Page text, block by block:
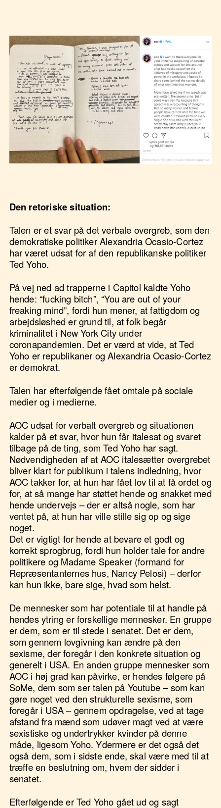
Den retoriske situation:
Talen er et svar på det verbale overgreb, som den
demokratiske politiker Alexandria Ocasio-Cortez
har været udsat for af den republikanske politiker
Ted Yoho.
På vej ned ad trapperne i Capitol kaldte Yoho
hende: “fucking bitch”, “You are out of your
freaking mind”, fordi hun mener, at fattigdom og
arbejdsløshed er grund til, at folk begår
kriminalitet i New York City under
coronapandemien. Det er værd at vide, at Ted
Yoho er republikaner og Alexandria Ocasio-Cortez
er demokrat.
Talen har efterfølgende fået omtale på sociale
medier og i medierne.
AOC udsat for verbalt overgreb og situationen
kalder på et svar, hvor hun får italesat og svaret
tilbage på de ting, som Ted Yoho har sagt.
Nødvendigheden af at AOC italesætter overgrebet
bliver klart for publikum i talens indledning, hvor
AOC takker for, at hun har fået lov til at få ordet og
for, at så mange har støttet hende og snakket med
hende undervejs – der er altså nogle, som har
ventet på, at hun har ville stille sig op og sige
noget.
Det er vigtigt for hende at bevare et godt og
korrekt sprogbrug, fordi hun holder tale for andre
politikere og Madame Speaker (formand for
Repræsentanternes hus, Nancy Pelosi) – derfor
kan hun ikke, bare sige, hvad som helst.
De mennesker som har potentiale til at handle på
hendes ytring er forskellige mennesker. En gruppe
er dem, som er til stede i senatet. Det er dem,
som gennem lovgivning kan ændre på den
sexisme, der foregår i den konkrete situation og
generelt i USA. En anden gruppe mennesker som
AOC i høj grad kan påvirke, er hendes følgere på
SoMe, dem som ser talen på Youtube – som kan
gøre noget ved den strukturelle sexisme, som
foregår i USA – gennem opdragelse, ved at tage
afstand fra mænd som udøver magt ved at være
sexistiske og undertrykker kvinder på denne
måde, ligesom Yoho. Ydermere er det også det
også dem, som i sidste ende, skal være med til at
træffe en beslutning om, hvem der sidder i
senatet.
Efterfølgende er Ted Yoho gået ud og sagt